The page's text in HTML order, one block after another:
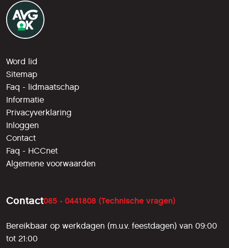
Word lid
Sitemap
Faq - lidmaatschap
Informatie
Privacyverklaring
Inloggen
Contact
Faq - HCCnet
Algemene voorwaarden
Contact085 - 0441808 (Technische vragen)
Bereikbaar op werkdagen (m.u.v. feestdagen) van 09:00
tot 21:00